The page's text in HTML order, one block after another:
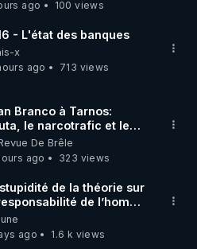
de méditation et
www.envol.app/code
ago
100 views
- L'état des banques
x
ago
713 views
Branco à Tarnos:
le narcotrafic et le
en France
De Brêle
ago
323 views
de la théorie sur
de l’homme
le dioxyde de
ago
1.6 k views